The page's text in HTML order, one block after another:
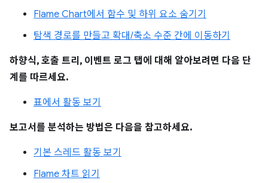
Flame Chart에서 함수 및 하위 요소 숨기기
탐색 경로를 만들고 확대/축소 수준 간에 이동하기
하향식, 호출 트리, 이벤트 로그 탭에 대해 알아보려면 다음 단
계를 따르세요.
표에서 활동 보기
보고서를 분석하는 방법은 다음을 참고하세요.
기본 스레드 활동 보기
Flame 차트 읽기